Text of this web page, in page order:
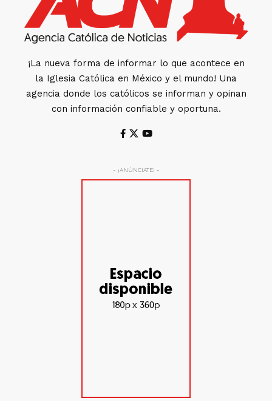
¡La nueva forma de informar lo que acontece en
la Iglesia Católica en México y el mundo! Una
agencia donde los católicos se informan y opinan
con información confiable y oportuna.
- ¡ANÚNCIATE! -